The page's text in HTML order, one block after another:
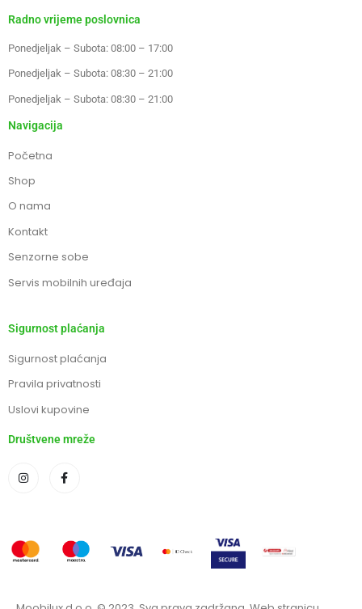
Radno vrijeme poslovnica
Ponedjeljak – Subota: 08:00 – 17:00
Ponedjeljak – Subota: 08:30 – 21:00
Ponedjeljak – Subota: 08:30 – 21:00
Navigacija
Početna
Shop
O nama
Kontakt
Senzorne sobe
Servis mobilnih uređaja
Sigurnost plaćanja
Sigurnost plaćanja
Pravila privatnosti
Uslovi kupovine
Društvene mreže